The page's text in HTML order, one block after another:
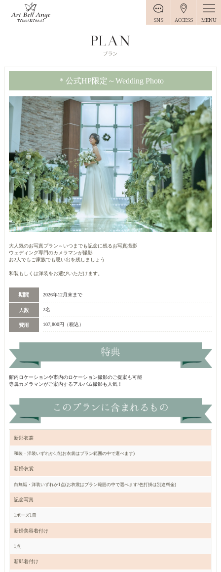
SNS ACCESS MENU
＊公式HP限定～Wedding Photo
大人気のお写真プラン～いつまでも記念に残るお写真撮影
ウェディング専門のカメラマンが撮影
お2人でもご家族でも思い出を残しましょう
和装もしくは洋装をお選びいただけます。
2026年12月末まで
2名
107,800円（税込）
館内ロケーションや市内のロケーション撮影のご提案も可能
専属カメラマンがご案内するアルバム撮影も人気！
新郎衣裳
和装・洋装いずれか1点(お衣裳はプラン範囲の中で選べます)
新婦衣裳
白無垢・洋装いずれか1点(お衣裳はプラン範囲の中で選べます/色打掛は別途料金)
記念写真
1ポーズ1冊
新婦美容着付け
1点
新郎着付け